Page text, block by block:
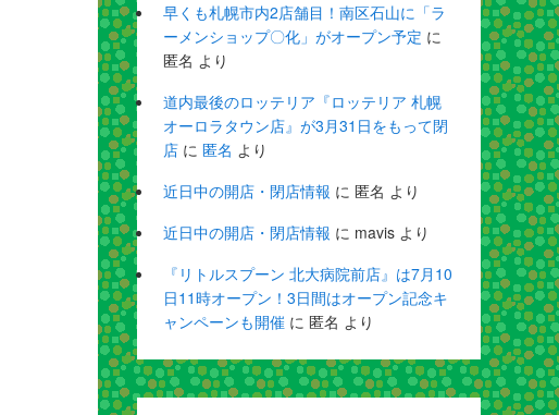
早くも札幌市内2店舗目！南区石山に「ラ
ーメンショップ〇化」がオープン予定 に
匿名 より
道内最後のロッテリア『ロッテリア 札幌
オーロラタウン店』が3月31日をもって閉
店 に 匿名 より
近日中の開店・閉店情報 に 匿名 より
近日中の開店・閉店情報 に mavis より
『リトルスプーン 北大病院前店』は7月10
日11時オープン！3日間はオープン記念キ
ャンペーンも開催 に 匿名 より